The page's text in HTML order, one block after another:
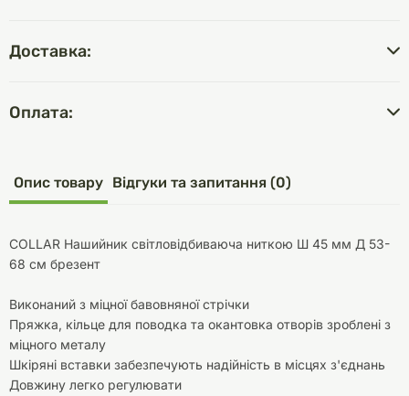
Доставка:
Оплата:
Опис товару Відгуки та запитання (0)
COLLAR Нашийник світловідбиваюча ниткою Ш 45 мм Д 53-
68 см брезент
Виконаний з міцної бавовняної стрічки
Пряжка, кільце для поводка та окантовка отворів зроблені з
міцного металу
Шкіряні вставки забезпечують надійність в місцях з'єднань
Довжину легко регулювати